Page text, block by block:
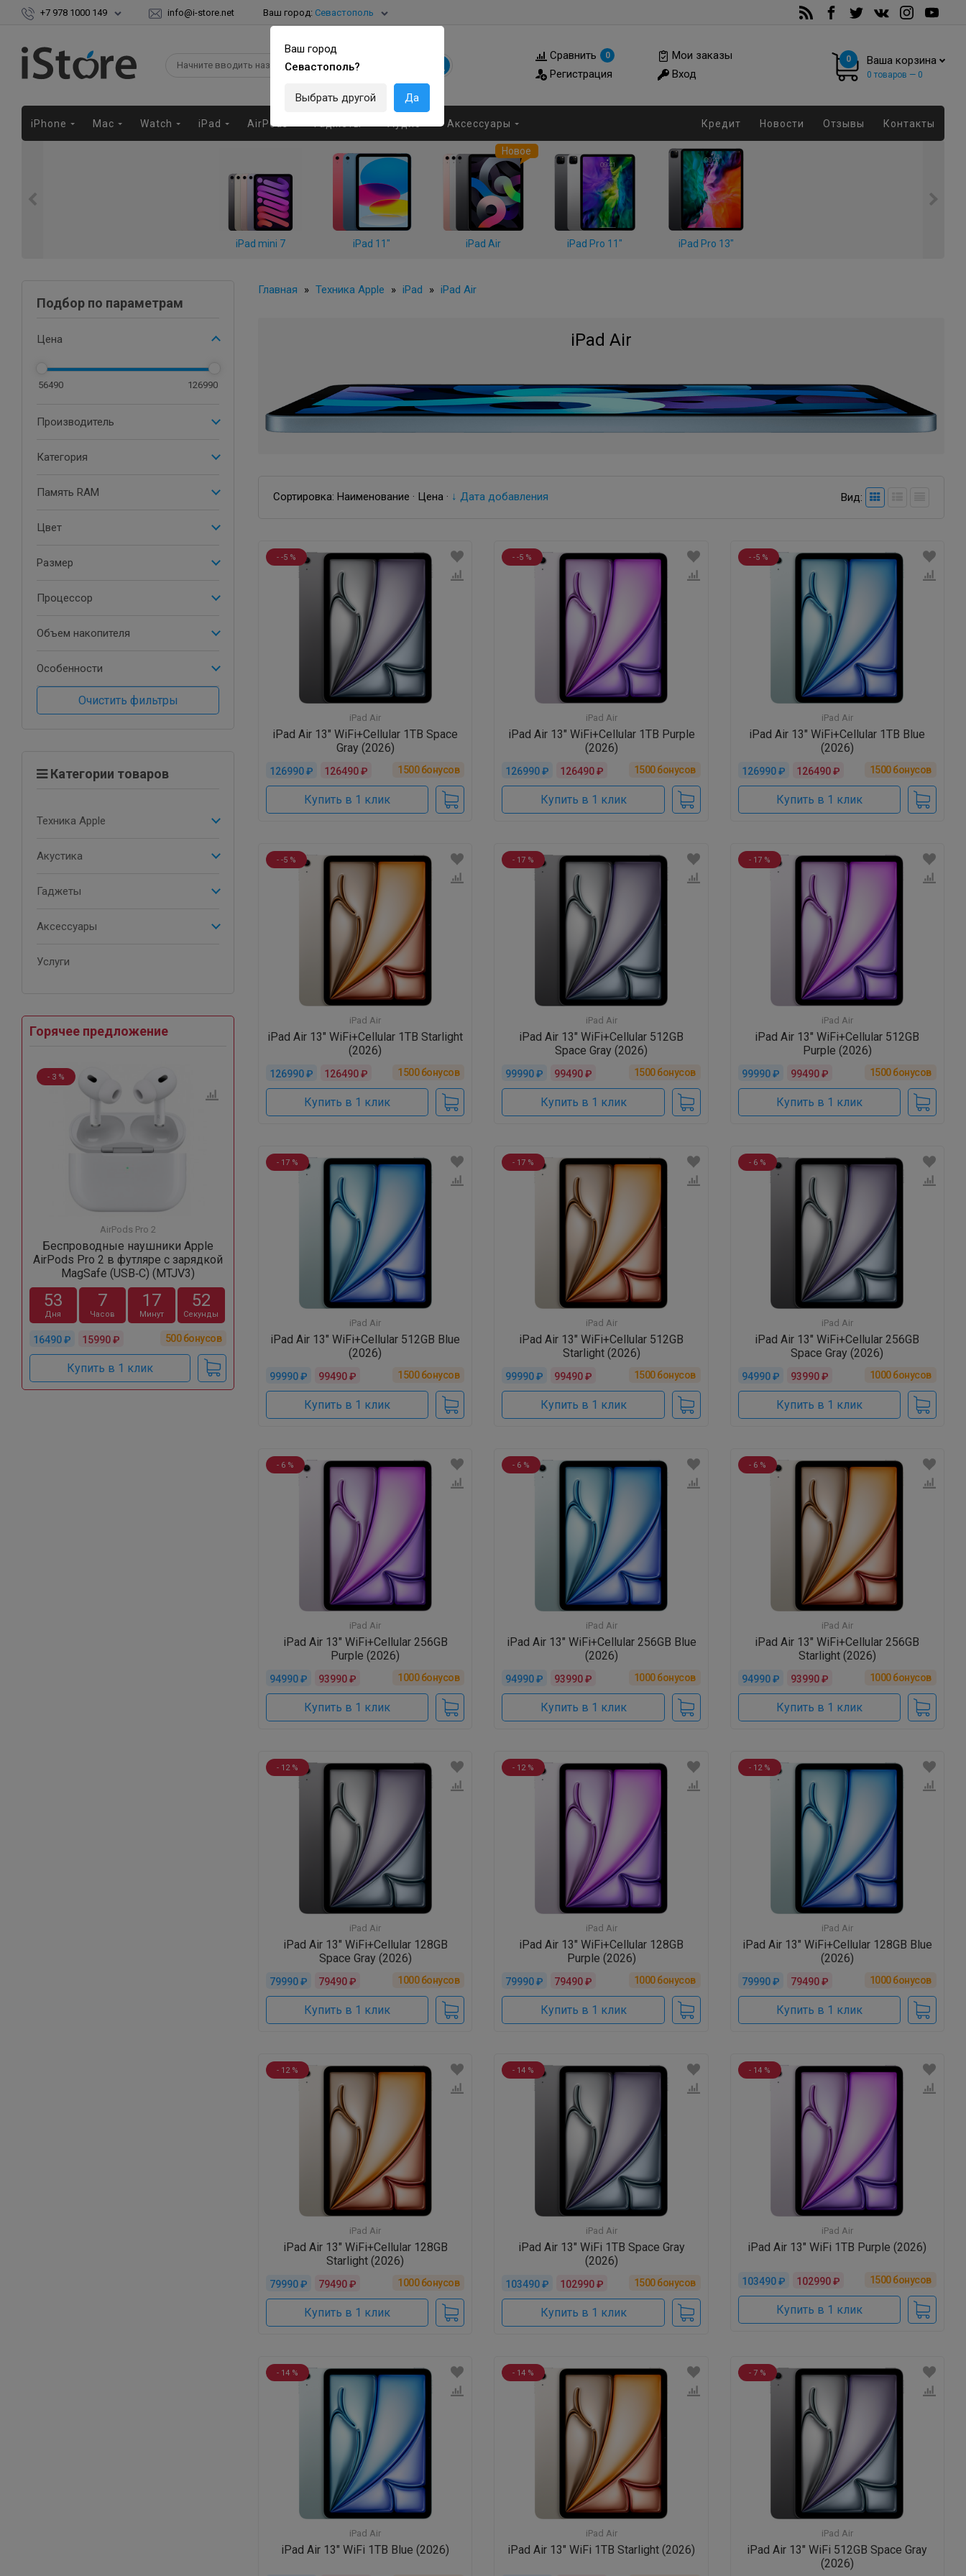
Ваш город
Севастополь?
Выбрать другой Да
+7 978 1000 149 info@i-store.net Ваш город: Севастополь
Сравнить 0
Регистрация
Мои заказы
Вход
0 Ваша корзина
0 товаров — 0
iPhone Mac Watch iPad AirPods Аксессуары Кредит Новости Отзывы Контакты
iPad mini 7 iPad 11"
Новое
iPad Air iPad Pro 11" iPad Pro 13"
Подбор по параметрам
Цена
56490 126990
Производитель
Категория
Память RAM
Цвет
Размер
Процессор
Объем накопителя
Особенности
Очистить фильтры
Категории товаров
Техника Apple
Акустика
Гаджеты
Аксессуары
Услуги
Горячее предложение
- 3 %
AirPods Pro 2
Беспроводные наушники Apple
AirPods Pro 2 в футляре с зарядкой
MagSafe (USB‑C) (MTJV3)
53
Дня
7
Часов
17
Минут
51
Секунда
16490 ₽ 15990 ₽ 500бонусов
Купить в 1 клик
Главная » Техника Apple » iPad » iPad Air
iPad Air
Сортировка:Наименование · Цена · ↓ Дата добавления Вид:
- -5 %
iPad Air
iPad Air 13" WiFi+Cellular 1TB Space
Gray (2026)
126990 ₽ 126490 ₽ 1500бонусов
Купить в 1 клик
- -5 %
iPad Air
iPad Air 13" WiFi+Cellular 1TB Purple
(2026)
126990 ₽ 126490 ₽ 1500бонусов
Купить в 1 клик
- -5 %
iPad Air
iPad Air 13" WiFi+Cellular 1TB Blue
(2026)
126990 ₽ 126490 ₽ 1500бонусов
Купить в 1 клик
- -5 %
iPad Air
iPad Air 13" WiFi+Cellular 1TB Starlight
(2026)
126990 ₽ 126490 ₽ 1500бонусов
Купить в 1 клик
- 17 %
iPad Air
iPad Air 13" WiFi+Cellular 512GB
Space Gray (2026)
99990 ₽ 99490 ₽ 1500бонусов
Купить в 1 клик
- 17 %
iPad Air
iPad Air 13" WiFi+Cellular 512GB
Purple (2026)
99990 ₽ 99490 ₽ 1500бонусов
Купить в 1 клик
- 17 %
iPad Air
iPad Air 13" WiFi+Cellular 512GB Blue
(2026)
99990 ₽ 99490 ₽ 1500бонусов
Купить в 1 клик
- 17 %
iPad Air
iPad Air 13" WiFi+Cellular 512GB
Starlight (2026)
99990 ₽ 99490 ₽ 1500бонусов
Купить в 1 клик
- 6 %
iPad Air
iPad Air 13" WiFi+Cellular 256GB
Space Gray (2026)
94990 ₽ 93990 ₽ 1000бонусов
Купить в 1 клик
- 6 %
iPad Air
iPad Air 13" WiFi+Cellular 256GB
Purple (2026)
94990 ₽ 93990 ₽ 1000бонусов
Купить в 1 клик
- 6 %
iPad Air
iPad Air 13" WiFi+Cellular 256GB Blue
(2026)
94990 ₽ 93990 ₽ 1000бонусов
Купить в 1 клик
- 6 %
iPad Air
iPad Air 13" WiFi+Cellular 256GB
Starlight (2026)
94990 ₽ 93990 ₽ 1000бонусов
Купить в 1 клик
- 12 %
iPad Air
iPad Air 13" WiFi+Cellular 128GB
Space Gray (2026)
79990 ₽ 79490 ₽ 1000бонусов
Купить в 1 клик
- 12 %
iPad Air
iPad Air 13" WiFi+Cellular 128GB
Purple (2026)
79990 ₽ 79490 ₽ 1000бонусов
Купить в 1 клик
- 12 %
iPad Air
iPad Air 13" WiFi+Cellular 128GB Blue
(2026)
79990 ₽ 79490 ₽ 1000бонусов
Купить в 1 клик
- 12 %
iPad Air
iPad Air 13" WiFi+Cellular 128GB
Starlight (2026)
79990 ₽ 79490 ₽ 1000бонусов
Купить в 1 клик
- 14 %
iPad Air
iPad Air 13" WiFi 1TB Space Gray
(2026)
103490 ₽ 102990 ₽ 1500бонусов
Купить в 1 клик
- 14 %
iPad Air
iPad Air 13" WiFi 1TB Purple (2026)
103490 ₽ 102990 ₽ 1500бонусов
Купить в 1 клик
- 14 %
iPad Air
iPad Air 13" WiFi 1TB Blue (2026)
- 14 %
iPad Air
iPad Air 13" WiFi 1TB Starlight (2026)
- 7 %
iPad Air
iPad Air 13" WiFi 512GB Space Gray
(2026)